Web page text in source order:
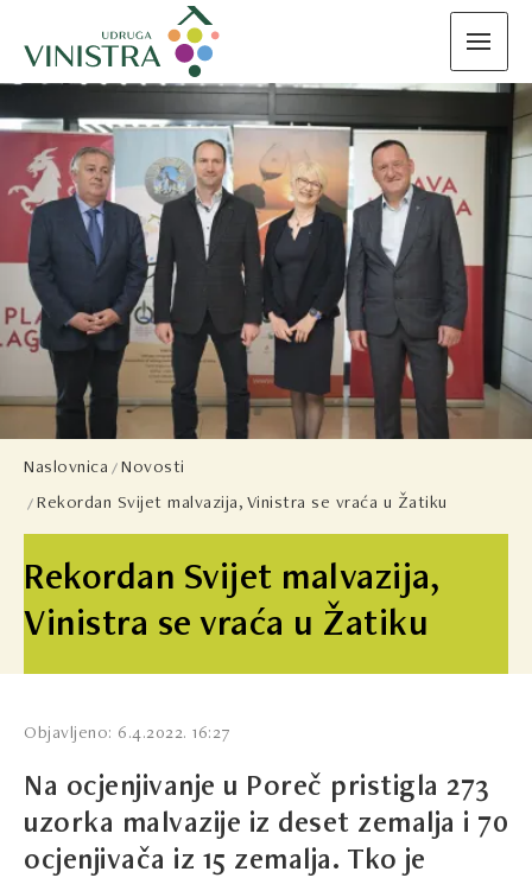
Rekordan Svijet malvazija,
Vinistra se vraća u Žatiku
Naslovnica
Novosti
Rekordan Svijet malvazija, Vinistra se vraća u Žatiku
Objavljeno: 6.4.2022. 16:27
Na ocjenjivanje u Poreč pristigla 273
uzorka malvazije iz deset zemalja i 70
ocjenjivača iz 15 zemalja. Tko je